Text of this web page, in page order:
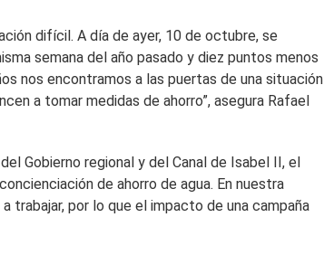
difícil. A día de ayer, 10 de octubre, se
semana del año pasado y diez puntos menos
nos encontramos a las puertas de una situación
a tomar medidas de ahorro”, asegura Rafael
Gobierno regional y del Canal de Isabel II, el
de ahorro de agua. En nuestra
trabajar, por lo que el impacto de una campaña